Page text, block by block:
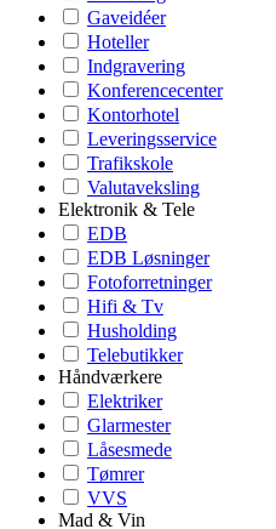
Gaveidéer
Hoteller
Indgravering
Konferencecenter
Kontorhotel
Leveringsservice
Trafikskole
Valutaveksling
Elektronik & Tele
EDB
EDB Løsninger
Fotoforretninger
Hifi & Tv
Husholding
Telebutikker
Håndværkere
Elektriker
Glarmester
Låsesmede
Tømrer
VVS
Mad & Vin